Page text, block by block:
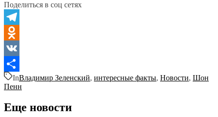
Поделиться в соц сетях
Telegram
Odnoklassniki
VK
Отправить
InВладимир Зеленский, интересные факты, Новости, Шон
Пенн
Еще новости